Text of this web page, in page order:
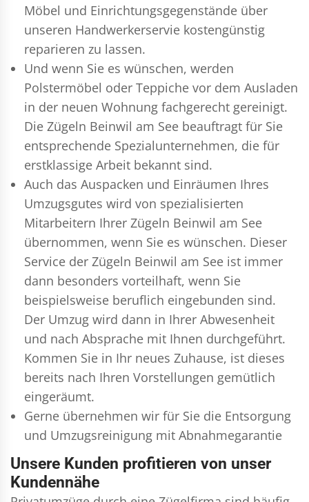
Möbel und Einrichtungsgegenstände über
unseren Handwerkerservie kostengünstig
reparieren zu lassen.
Und wenn Sie es wünschen, werden
Polstermöbel oder Teppiche vor dem Ausladen
in der neuen Wohnung fachgerecht gereinigt.
Die Zügeln Beinwil am See beauftragt für Sie
entsprechende Spezialunternehmen, die für
erstklassige Arbeit bekannt sind.
Auch das Auspacken und Einräumen Ihres
Umzugsgutes wird von spezialisierten
Mitarbeitern Ihrer Zügeln Beinwil am See
übernommen, wenn Sie es wünschen. Dieser
Service der Zügeln Beinwil am See ist immer
dann besonders vorteilhaft, wenn Sie
beispielsweise beruflich eingebunden sind.
Der Umzug wird dann in Ihrer Abwesenheit
und nach Absprache mit Ihnen durchgeführt.
Kommen Sie in Ihr neues Zuhause, ist dieses
bereits nach Ihren Vorstellungen gemütlich
eingeräumt.
Gerne übernehmen wir für Sie die Entsorgung
und Umzugsreinigung mit Abnahmegarantie
Unsere Kunden profitieren von unser
Kundennähe